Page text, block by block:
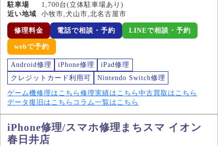
駐車場
1,700台(立体駐車場あり)
近い地域
小牧市,犬山市,北名古屋市
修理料金 電話で相談・予約 LINEで相談・予約
webで予約
Android修理 iPhone修理
iPad修理
クレジットカード利用可
Nintendo Switch修理
ゲーム機修理はこちら 修理実績はこちら 中古買取はこちら
データ復旧はこちら コラム一覧はこちら
iPhone修理/スマホ修理まちスマ イオン
春日井店